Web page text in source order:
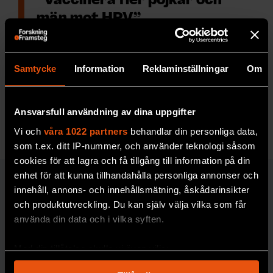
Samtycke Information Reklaminställningar Om
Ansvarsfull användning av dina uppgifter
Vi och våra 1022 partners behandlar din personliga data,
som t.ex. ditt IP-nummer, och använder teknologi såsom
cookies för att lagra och få tillgång till information på din
enhet för att kunna tillhandahålla personliga annonser och
innehåll, annons- och innehållsmätning, åskådarinsikter
och produktutveckling. Du kan själv välja vilka som får
använda din data och i vilka syften.
Med din tillåtelse skulle vi även vilja:
män mot HPV”
som hamnat
utanför det skolbaserade
vaccinprogrammet mot HPV bör
MEDICIN & HÄLSA
MEDICIN & HÄLSA
”Ge